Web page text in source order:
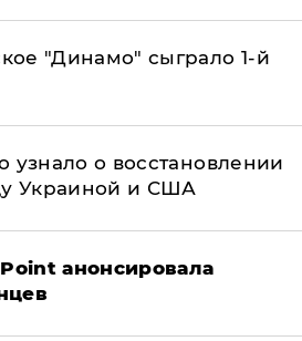
"Динамо" сыграло 1-й
о восстановлении
Украиной и США
анонсировала